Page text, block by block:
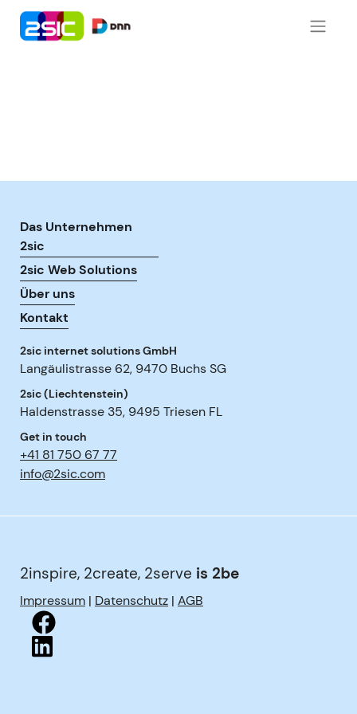
Zum Inhalt springen
Das Unternehmen
2sic
2sic Web Solutions
Über uns
Kontakt
2sic internet solutions GmbH
Langäulistrasse 62, 9470 Buchs SG
2sic (Liechtenstein)
Haldenstrasse 35, 9495 Triesen FL
Get in touch
+41 81 750 67 77
info@2sic.com
2inspire, 2create, 2serve is 2be
Impressum | Datenschutz | AGB